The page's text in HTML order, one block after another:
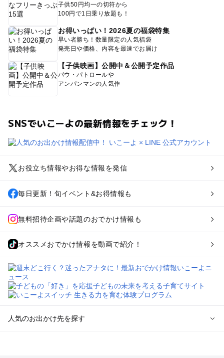
子供50円均一の切符から
100円で1日乗り放題も！
お得いっぱい！2026夏の福袋特集
早い者勝ち！数量限定の人気福袋
発売日や価格、内容を最速でお届け
【子供映画】公開中＆公開予定作品
パウ・パトロールや
アンパンマンの人気作
SNSでいこーよの最新情報をチェック！
お役立ち情報やお得な情報を発信
毎日更新！旬イベント&お得情報も
無料招待企画や話題のおでかけ情報も
オススメおでかけ情報を動画で紹介！
人気のお出かけ先を探す